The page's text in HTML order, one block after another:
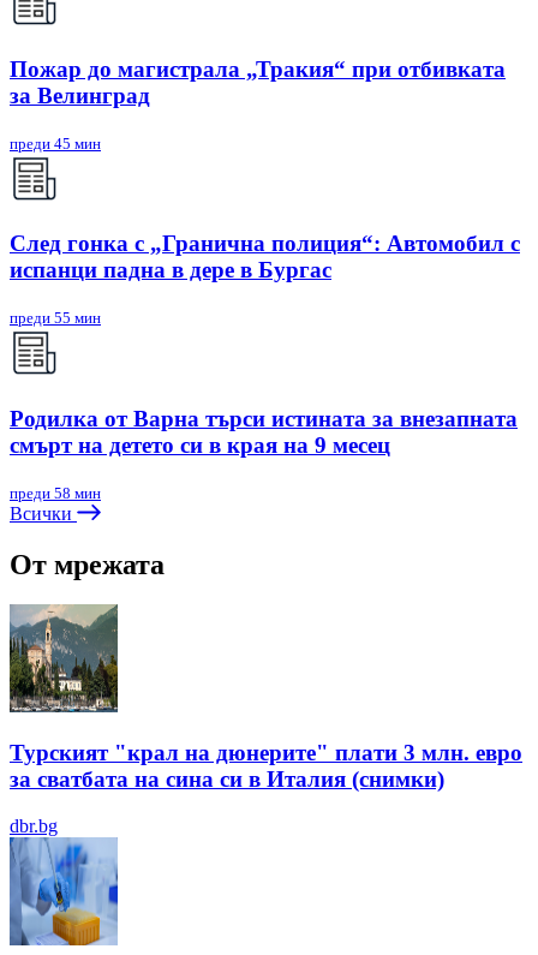
Пожар до магистрала „Тракия“ при отбивката
за Велинград
преди 45 мин
След гонка с „Гранична полиция“: Автомобил с
испанци падна в дере в Бургас
преди 55 мин
Родилка от Варна търси истината за внезапната
смърт на детето си в края на 9 месец
преди 58 мин
Всички
От мрежата
Турският "крал на дюнерите" плати 3 млн. евро
за сватбата на сина си в Италия (снимки)
dbr.bg